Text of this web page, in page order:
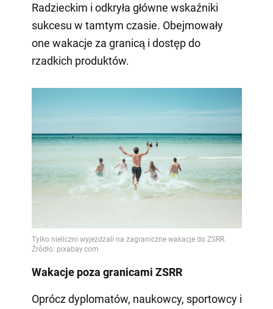
Radzieckim i odkryła główne wskaźniki
sukcesu w tamtym czasie. Obejmowały
one wakacje za granicą i dostęp do
rzadkich produktów.
Wakacje poza granicami ZSRR
Oprócz dyplomatów, naukowcy, sportowcy i